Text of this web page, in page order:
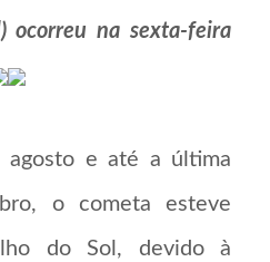
ocorreu na sexta-feira
agosto e até a última
o cometa esteve
do Sol, devido à